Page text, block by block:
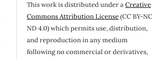
This work is distributed under aCreative
Commons Attribution License(CC BY-
ND 4.0) which permits use, distribution,
and reproduction in any medium
following no commercial or derivatives,